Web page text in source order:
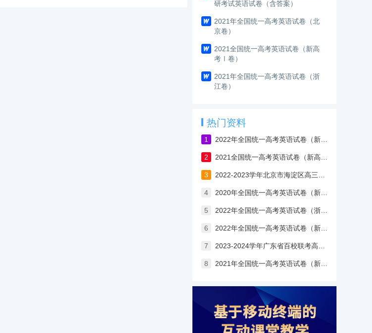
研考试英语试卷（含答案）
2021年全国统一高考英语试卷（北
京卷）
2021全国统一高考英语试卷（新高
考Ⅰ卷）
2021年全国统一高考英语试卷（浙
江卷）
热门资料
1 2022年全国统一高考英语试卷（新高考II卷）含答案
2
3
4 2020年全国统一高考英语试卷（新课标Ⅰ卷）
5 2022年全国统一高考英语试卷（浙江卷）含答案
6 2022年全国统一高考英语试卷（新高考Ⅰ卷）含答案
7
8 2021年全国统一高考英语试卷（新高考Ⅱ卷）含答案解析